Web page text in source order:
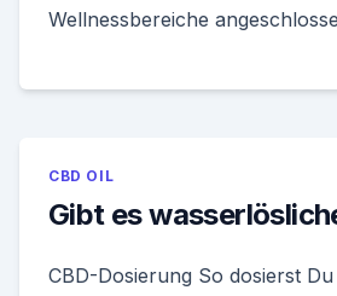
Wellnessbereiche
CBD OIL
Gibt es
CBD-Dosierung So dosierst